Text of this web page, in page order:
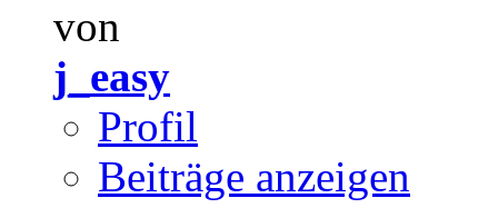
von
j_easy
Profil
Beiträge anzeigen